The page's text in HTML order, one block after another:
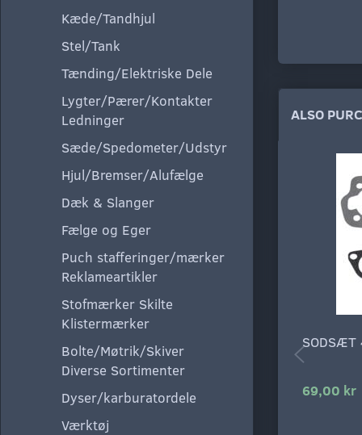
Kæde/Tandhjul
Stel/Tank
Tænding/Elektriske Dele
Lygter/Pærer/Kontakter
Ledninger
Sæde/Spedometer/Udstyr
Hjul/Bremser/Alufælge
Dæk & Slanger
Fælge og Eger
Puch stafferinger/mærker
Reklameartikler
Stofmærker Skilte
Klistermærker
Bolte/Møtrik/Skiver
Diverse Sortimenter
Dyser/karburatordele
Værktøj
ALSO
SODSÆT
69,00 kr